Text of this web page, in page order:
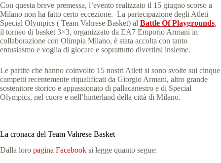
Con questa breve premessa, l’evento realizzato il 15 giugno scorso a
Milano non ha fatto certo eccezione. La partecipazione degli Atleti
Special Olympics ( Team Vahrese Basket) al Battle Of Playgrounds,
il torneo di basket 3×3, organizzato da EA7 Emporio Armani in
collaborazione con Olimpia Milano, è stata accolta con tanto
entusiasmo e voglia di giocare e soprattutto divertirsi insieme.
Le partite che hanno coinvolto 15 nostri Atleti si sono svolte sui cinque
campetti recentemente riqualificati da Giorgio Armani, altro grande
sostenitore storico e appassionato di pallacanestro e di Special
Olympics, nel cuore e nell’hinterland della città di Milano.
La cronaca del Team Vahrese Basket
Dalla loro pagina Facebook si legge quanto segue: